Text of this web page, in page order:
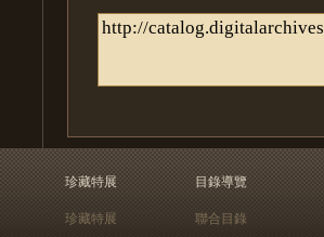
珍藏特展
珍藏特展
目錄導覽
聯合目錄